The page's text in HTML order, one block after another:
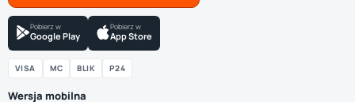
Pobierz w
Google Play
Pobierz w
App Store
VISA MC BLIK P24
Wersja mobilna